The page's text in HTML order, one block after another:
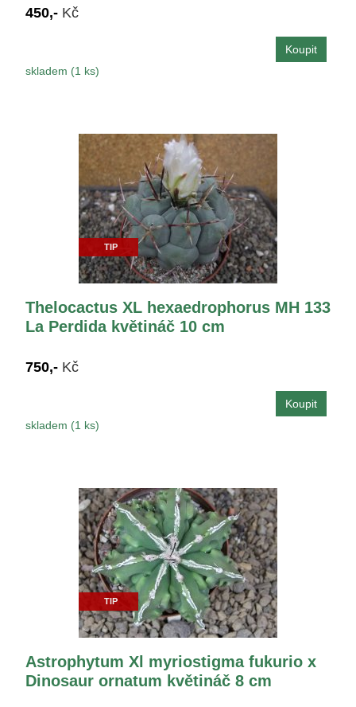
450,- Kč
skladem (1 ks)
TIP
Thelocactus XL hexaedrophorus MH 133
La Perdida květináč 10 cm
750,- Kč
skladem (1 ks)
TIP
Astrophytum Xl myriostigma fukurio x
Dinosaur ornatum květináč 8 cm